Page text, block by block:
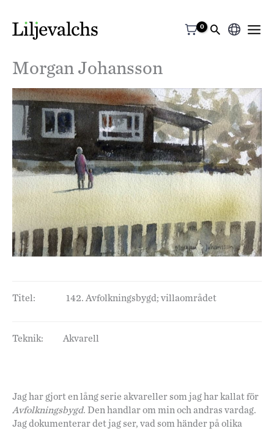
Välj
språk
Morgan Johansson
Titel: 142. Avfolkningsbygd; villaområdet
Teknik: Akvarell
Jag har gjort en lång serie akvareller som jag har kallat för
Avfolkningsbygd. Den handlar om min och andras vardag.
Jag dokumenterar det jag ser, vad som händer på olika